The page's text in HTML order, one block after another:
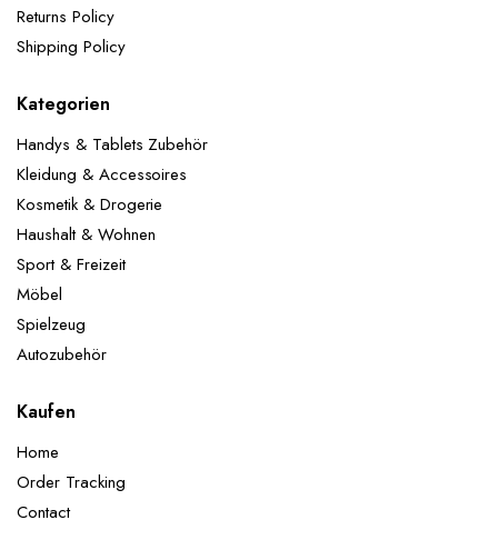
Returns Policy
Shipping Policy
Kategorien
Handys & Tablets Zubehör
Kleidung & Accessoires
Kosmetik & Drogerie
Haushalt & Wohnen
Sport & Freizeit
Möbel
Spielzeug
Autozubehör
Kaufen
Home
Order Tracking
Contact